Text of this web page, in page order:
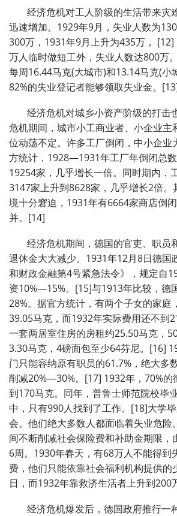
经济危机对工人阶级的生活带来灾
迅速增加。1929年9月，失业人数为
300万，1931年9月上升为435万，
万人临时做短工外，失业人数达800万
每周16.44马克(大城市)和13.14马克(小
82%的失业登记者能够领取失业金。
经济危机对城乡小资产阶级的打击
危机期间，城市小工商业者、小企业主
位动荡不定。许多工厂倒闭，中小企业
方统计，1928—1931年工厂年倒闭总
19254家，几乎增长一倍。同时期内，
3147家上升到8628家，几乎增长2倍。
境十分窘迫，1931年有6664家商店倒
并。[14]
经济危机期间，德国的官吏、职员
退休金大大减少。1931年12月8日德国
和财政金融第4号紧急法令》，规定自
资10%—15%。[15]与1913年比较，德
28%。据官方统计，有两个子女的家庭
39.05马克，而1932年实际费用还不到
一套两居室住房的房租约25.50马克，
3.30马克，4磅面包至少64芬尼。[16]
门只能容纳原有职员的61.7%，绝大多
削减20%—30%。[17] 1932年，70%的
到170马克。同年，普鲁士师范院校毕
中，只有990人找到了工作。[18]大学
会。他们绝大多数人都面临着失业危险
间不断削减社会保险费和补助金期限，
6周。1930年春天，有68万人不能得到
费，他们只能依靠社会福利机构提供的
日，而1932年靠救济生活者上升到200
经济危机爆发后，德国政府推行一